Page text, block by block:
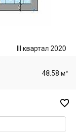
III квартал 2020
48.58 м²
